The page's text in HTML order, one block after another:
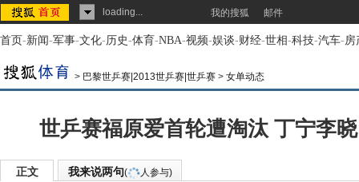
loading... 我的搜狐 邮件
首页-新闻-军事-文化-历史-体育-NBA-视频-娱谈-财经-世相-科技-汽车-房
> 巴黎世乒赛|2013世乒赛|世乒赛 > 女单动态
世乒赛福原爱首轮遭淘汰 丁宁李
正文 我来说两句( 人参与)